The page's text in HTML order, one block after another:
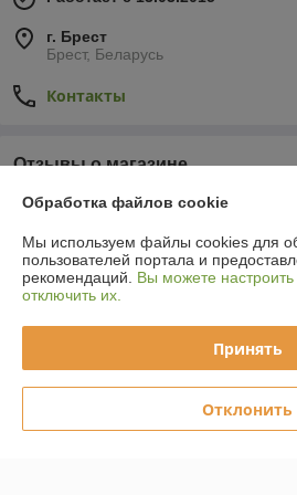
г. Брест
Брест, Беларусь
Контакты
Отзывы о магазине
У компании пока нет отзывов,
О нас
Доставка и оплата
Полная версия сайта
Обработка файлов cookie
Мы используем файлы cookies для
пользователей портала и
рекомендаций. Вы можете
отключить их.
Принять
Отклонить